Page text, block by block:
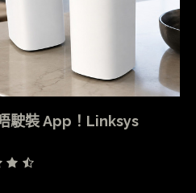
駛裝 App！Linksys